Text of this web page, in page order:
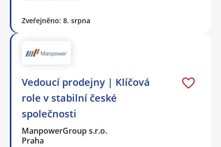
Zveřejněno: 8. srpna
Vedoucí prodejny | Klíčová
role v stabilní české
společnosti
ManpowerGroup s.r.o.
Praha